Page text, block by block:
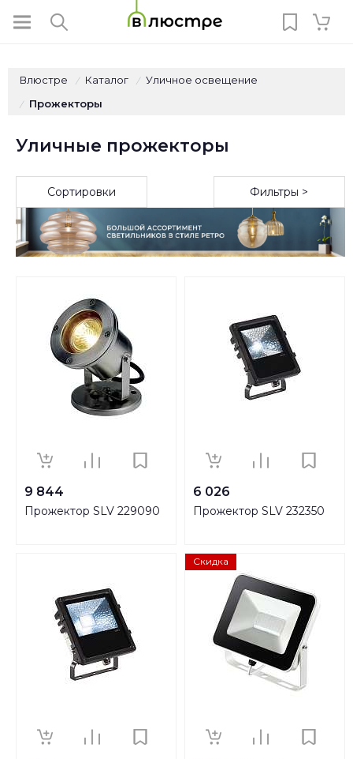
Влюстре / Каталог / Уличное освещение
/ Прожекторы
Уличные прожекторы
Сортировки Фильтры >
9 844
Прожектор SLV 229090
6 026
Прожектор SLV 232350
Скидка